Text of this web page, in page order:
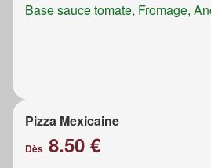
Base sauce tomate, Fromage,
Pizza Mexicaine
Dès 8.50 €